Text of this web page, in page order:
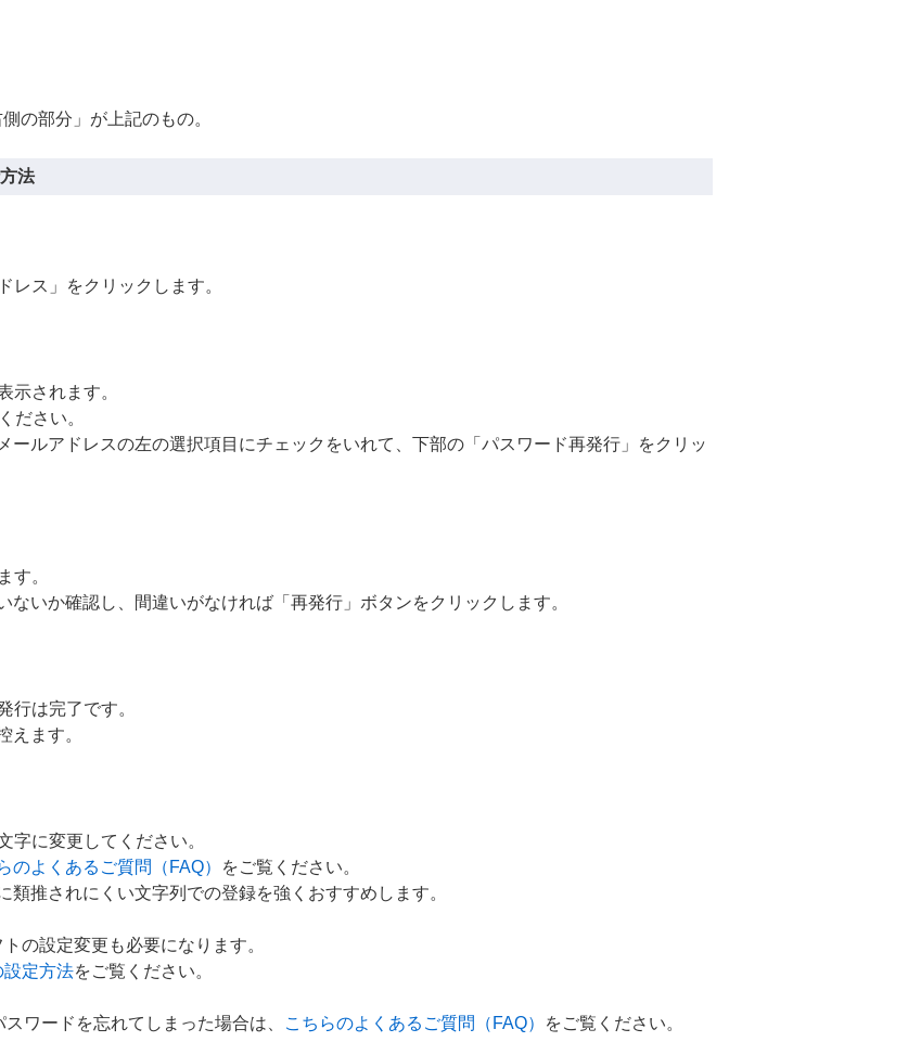
の部分」が上記のもの。
法
レス」をクリックします。
示されます。
さい。
アドレスの左の選択項目にチェックをいれて、下部の「パスワード再発行」をクリッ
す。
か確認し、間違いがなければ「再発行」ボタンをクリックします。
行は完了です。
ます。
字に変更してください。
のよくあるご質問（FAQ）
をご覧ください。
されにくい文字列での登録を強くおすすめします。
の設定変更も必要になります。
設定方法をご覧ください。
ワードを忘れてしまった場合は、 こちらのよくあるご質問（FAQ） をご覧ください。